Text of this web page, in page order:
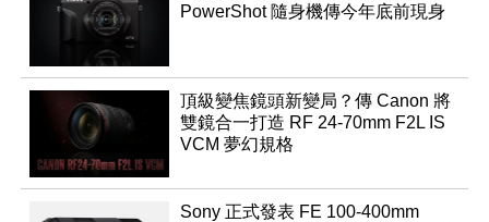
PowerShot 隨身機傳今年底前現身
頂級變焦鏡頭新變局？傳 Canon 將
雙鏡合一打造 RF 24-70mm F2L IS
VCM 夢幻規格
Sony 正式發表 FE 100-400mm